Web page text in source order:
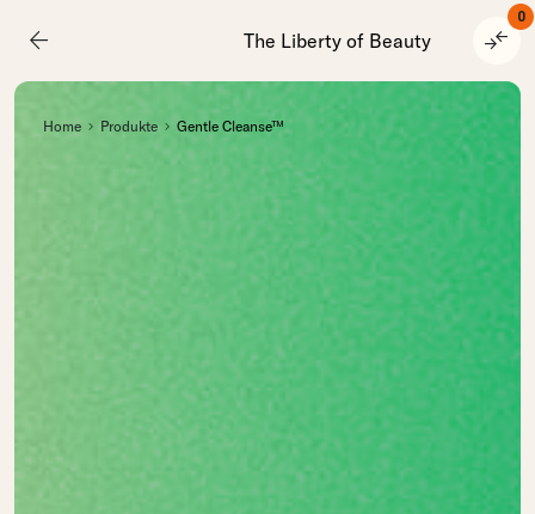
arrow_back The Liberty of Beauty compare_arrows
0
Home Produkte Gentle Cleanse™